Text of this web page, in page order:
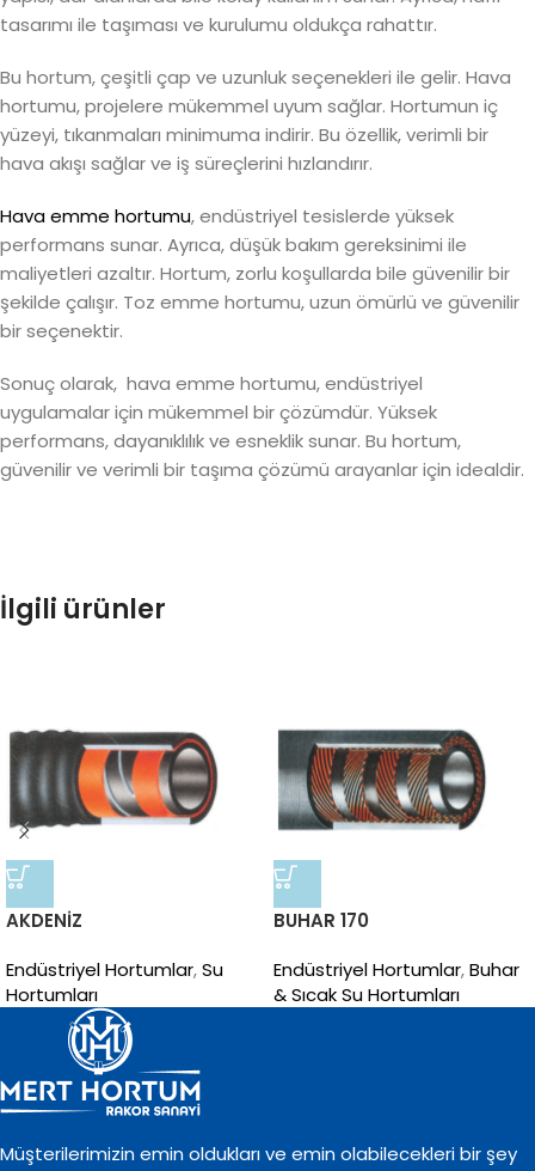
tasarımı ile taşıması ve kurulumu oldukça rahattır.
Bu hortum, çeşitli çap ve uzunluk seçenekleri ile gelir. Hava
hortumu, projelere mükemmel uyum sağlar. Hortumun iç
yüzeyi, tıkanmaları minimuma indirir. Bu özellik, verimli bir
hava akışı sağlar ve iş süreçlerini hızlandırır.
Hava emme hortumu, endüstriyel tesislerde yüksek
performans sunar. Ayrıca, düşük bakım gereksinimi ile
maliyetleri azaltır. Hortum, zorlu koşullarda bile güvenilir bir
şekilde çalışır. Toz emme hortumu, uzun ömürlü ve güvenilir
bir seçenektir.
Sonuç olarak, hava emme hortumu, endüstriyel
uygulamalar için mükemmel bir çözümdür. Yüksek
performans, dayanıklılık ve esneklik sunar. Bu hortum,
güvenilir ve verimli bir taşıma çözümü arayanlar için idealdir.
İlgili ürünler
AKDENİZ
Endüstriyel Hortumlar,Su
Hortumları
BUHAR 170
Endüstriyel Hortumlar,Buhar
& Sıcak Su Hortumları
Müşterilerimizin emin oldukları ve emin olabilecekleri bir şey